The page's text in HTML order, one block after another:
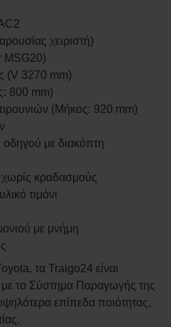
χειριστή)
MSG20)
(V 3270 mm)
800 mm)
(Μήκος: 920 mm)
με διακόπτη
κραδασμούς
τιμόνι
με μνήμη
τα Traigo24 είναι
το Σύστημα Παραγωγής της
επίπεδα ποιότητας,